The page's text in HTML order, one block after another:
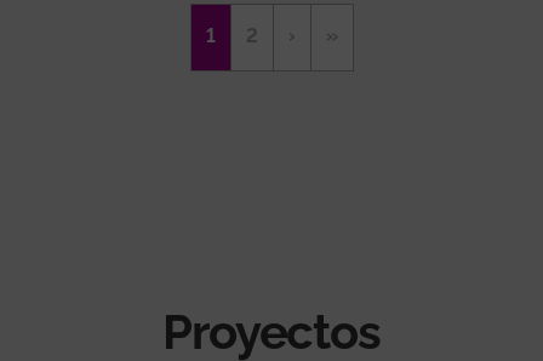
Página
1 Página
2
Siguiente
›
Última
»
Proyectos